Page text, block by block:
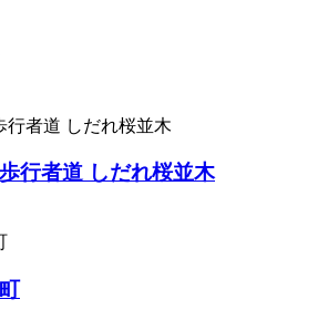
行者道 しだれ桜並木